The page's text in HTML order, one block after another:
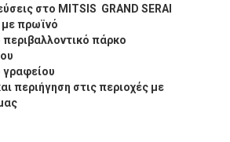
στο MITSIS GRAND SERAI
πρωϊνό
περιβαλλοντικό πάρκο
γραφείου
περιήγηση στις περιοχές με